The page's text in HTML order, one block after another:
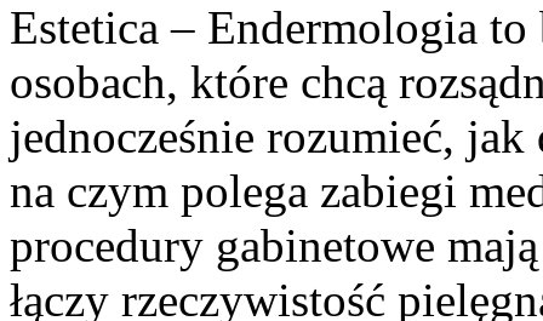
Estetica – Endermologia
osobach, które chcą
jednocześnie rozumieć, jak
na czym polega zabiegi
procedury gabinetowe
łączy rzeczywistość